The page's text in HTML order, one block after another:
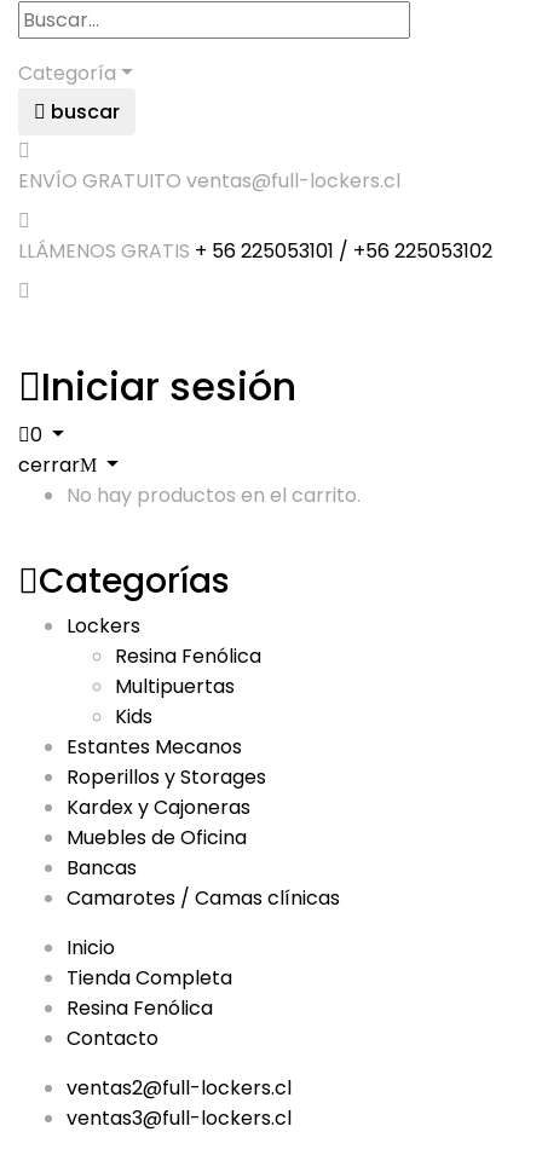
Categoría
buscar
ENVÍO GRATUITO ventas@full-lockers.cl
LLÁMENOS GRATIS + 56 225053101 / +56 225053102
Iniciar sesión
0
cerrar
No hay productos en el carrito.
Categorías
Lockers
Resina Fenólica
Multipuertas
Kids
Estantes Mecanos
Roperillos y Storages
Kardex y Cajoneras
Muebles de Oficina
Bancas
Camarotes / Camas clínicas
Inicio
Tienda Completa
Resina Fenólica
Contacto
ventas2@full-lockers.cl
ventas3@full-lockers.cl